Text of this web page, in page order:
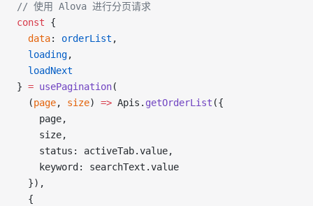
// 使用 Alova 进行分页请求
const {
  data
: orderList ,
  loading
,
  loadNext
} = usePagination(
  (
page, size) => Apis. getOrderList ({
    page,
    size,
    status: activeTab.value,
    keyword: searchText.value
  }),
  {